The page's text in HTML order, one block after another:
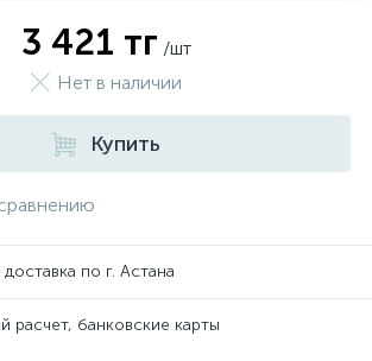
3 421 тг /шт
Нет в наличии
Купить
по г. Астана
расчет, банковские карты